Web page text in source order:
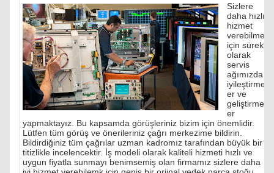
Sizlere
daha hızlı
hizmet
verebilmek
için sürekli
olarak
servis
ağımızda
iyileştirmel
er ve
geliştirmel
er
yapmaktayız. Bu kapsamda görüşleriniz bizim için önemlidir.
Lütfen tüm görüş ve önerileriniz çağrı merkezime bildirin.
Bildirdiğiniz tüm çağrılar uzman kadromız tarafından büyük bir
titizlikle incelencektir. İş modeli olarak kaliteli hizmeti hızlı ve
uygun fiyatla sunmayı benimsemiş olan firmamız sizlere daha